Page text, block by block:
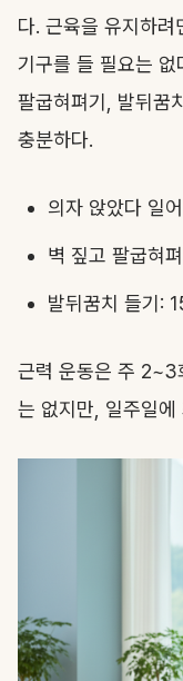
다. 근육을 유지하려
기구를 들 필요는
팔굽혀펴기, 발뒤꿈
충분하다.
의자 앉았다 일
벽 짚고 팔굽혀
발뒤꿈치 들기:
근력 운동은 주 2~3
는 없지만, 일주일